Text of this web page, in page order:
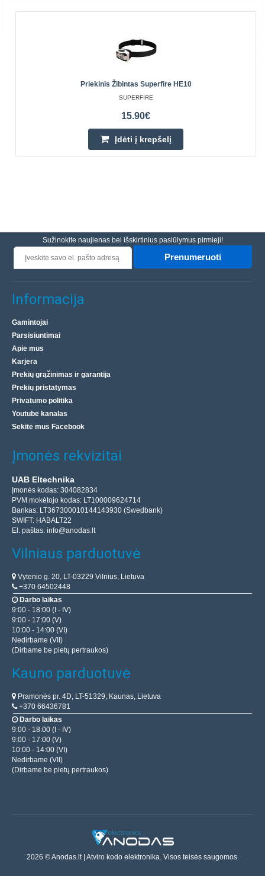
Priekinis Žibintas Superfire HE10
SUPERFIRE
15.90€
Įdėti į krepšelį
Sužinokite naujienas bei išskirtinius pasiūlymus pirmieji!
Prenumeruoti
Informacija
Gamintojai
Parsisiuntimai
Apie mus
Karjera
Prekių grąžinimas ir garantija
Prekių pristatymas
Privatumo politika
Youtube kanalas
Sekite mus Facebook
Įmonės rekvizitai
UAB Eltechnika
Įmonės kodas: 304082834
PVM mokėtojo kodas: LT100009624714
Bankas: LT367300010144143930 (Swedbank)
SWIFT: HABALT22
El. paštas: info@anodas.lt
Vilniaus parduotuvė
Vytenio g. 20, LT-03229 Vilnius, Lietuva
+370 64502448
Darbo laikas
9:00 - 18:00 (I - IV)
9:00 - 17:00 (V)
10:00 - 14:00 (VI)
Nedirbame (VII)
(Dirbame be pietų pertraukos)
Kauno parduotuvė
Pramonės pr. 4D, LT-51329, Kaunas, Lietuva
+370 66436781
Darbo laikas
9:00 - 18:00 (I - IV)
9:00 - 17:00 (V)
10:00 - 14:00 (VI)
Nedirbame (VII)
(Dirbame be pietų pertraukos)
2026 © Anodas.lt | Atviro kodo elektronika. Visos teisės saugomos.